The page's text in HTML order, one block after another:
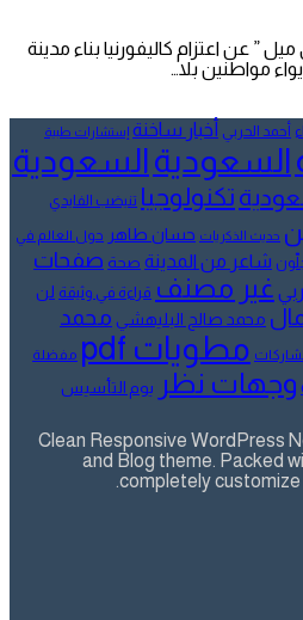
” عن اعتزام كاليفورنيا بناء مدينة
أحمد الحربي أخبار ساخنة إستشارات طبية
السعوديةالسعودية
تكنولوجيا تنيضب الفايدي
حديث الذكريات حسان طاهر حول العالم في
شاعر من المدينة صحة صفحات
غير مصنف قراءة في وثيقة لن
محمد صالح البليهشي محمد
مطويات pdf مفضلة
وجهات نظر يوم التأسيس
Clean Responsive WordPress
and Blog theme. Packed
completely customize